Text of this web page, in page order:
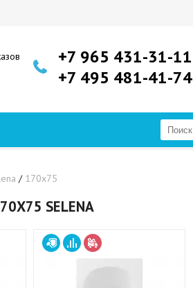
+7 965 431-31-11
+7 495 481-41-74
/ 170х75
SELENA